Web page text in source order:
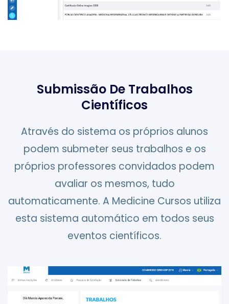
Submissão De Trabalhos
Científicos
Através do sistema os próprios alunos
podem submeter seus trabalhos e os
próprios professores convidados podem
avaliar os mesmos, tudo
automaticamente. A Medicine Cursos utiliza
esta sistema automático em todos seus
eventos científicos.